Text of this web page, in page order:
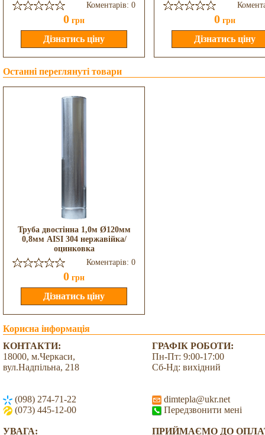
Коментарів: 0
0 грн 0 грн
Останні переглянуті товари
Труба двостінна 1,0м Ø120мм
0,8мм AISI 304 нержавійка/
оцинковка
Коментарів: 0
0 грн
Корисна інформація
КОНТАКТИ:
18000, м.Черкаси,
вул.Надпільна, 218
(098) 274-71-22
(073) 445-12-00
ГРАФІК РОБОТИ:
Пн-Пт: 9:00-17:00
Сб-Нд: вихідний
dimtepla@ukr.net
Передзвонити мені
УВАГА: ПРИЙМАЄМО ДО